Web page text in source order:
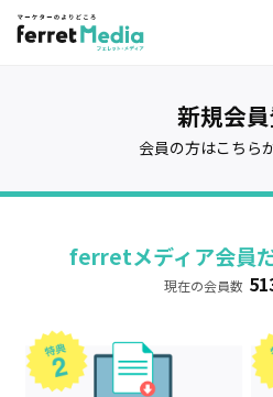
新規会
会員の方はこちら
ferretメディア会員
現在の会員数